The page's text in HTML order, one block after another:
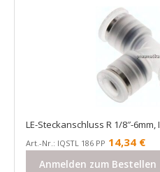
LE-Steckanschluss R 1/8″-6mm,
Art.-Nr.: IQSTL 186 PP 14,34 €
Anmelden zum Bestellen